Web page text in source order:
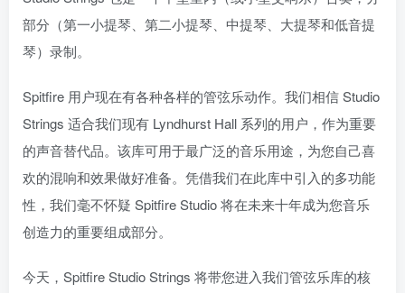
部分（第一小提琴、第二小提琴、中提琴、大提琴和低音提
琴）录制。
Spitfire 用户现在有各种各样的管弦乐动作。我们相信 Studio
Strings 适合我们现有 Lyndhurst Hall 系列的用户，作为重要
的声音替代品。该库可用于最广泛的音乐用途，为您自己喜
欢的混响和效果做好准备。凭借我们在此库中引入的多功能
性，我们毫不怀疑 Spitfire Studio 将在未来十年成为您音乐
创造力的重要组成部分。
今天，Spitfire Studio Strings 将带您进入我们管弦乐库的核